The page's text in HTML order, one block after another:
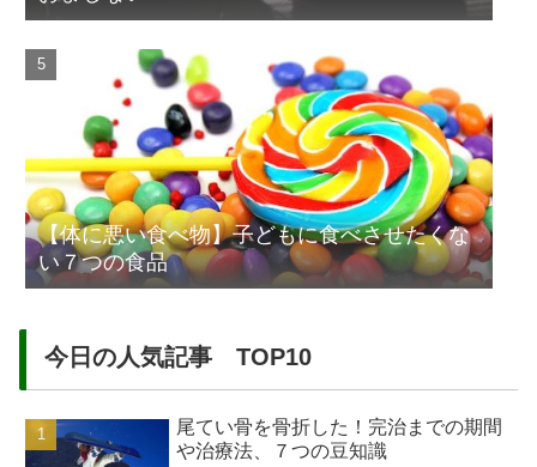
【体に悪い食べ物】子どもに食べさせたくな
い７つの食品
今日の人気記事 TOP10
尾てい骨を骨折した！完治までの期間
や治療法、７つの豆知識